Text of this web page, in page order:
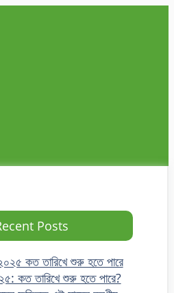
Posts
কত তারিখে শুরু হতে পারে?